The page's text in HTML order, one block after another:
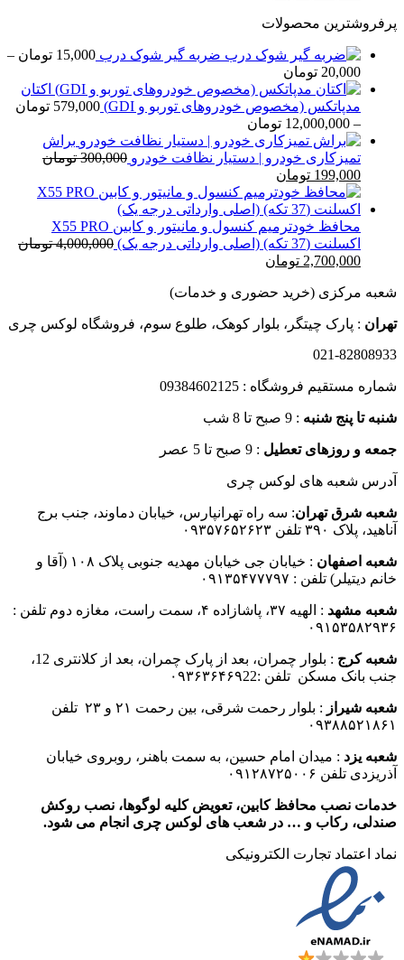
7,000,000 تومان
پرفروشترین محصولات
ضربه گیر شوک درب 15,000 تومان –
20,000 تومان
قیمت:
15,000 تومان
تا
20,000 تومان
اکتان
مدپاتکس (مخصوص خودروهای توربو و GDI)
579,000 تومان
–
12,000,000 تومان
قیمت:
579,000 تومان
12,000,000 تومان
براش
تمیزکاری خودرو | دستیار نظافت خودرو 300,000 تومان
قیمت
اصلی
300,000 تومان
بود.
199,000 تومان
فعلی
199,000 تومان
است.
محافظ خودترمیم کنسول و مانیتور و کابین X55 PRO
اکسلنت (37 تکه) (اصلی وارداتی درجه یک)
4,000,000 تومان
قیمت
4,000,000 تومان
2,700,000 تومان
2,700,000 تومان
شعبه مرکزی (خرید حضوری و خدمات)
تهران : پارک چیتگر، بلوار کوهک، طلوع سوم، فروشگاه لوکس چری
021-82808933
شماره مستقیم فروشگاه : 09384602125
شنبه تا پنج شنبه : 9 صبح تا 8 شب
جمعه و روزهای تعطیل : 9 صبح تا 5 عصر
آدرس شعبه های لوکس چری
شعبه شرق تهران: سه راه تهرانپارس، خیابان دماوند، جنب برج
آناهید، پلاک ۳۹۰ تلفن ۰۹۳۵۷۶۵۲۶۲۳
شعبه اصفهان
: خیابان جی خیابان مهدیه جنوبی پلاک ۱۰۸ (آقا و
خانم دیتیلر) تلفن : ۰۹۱۳۵۴۷۷۷۹۷
شعبه مشهد
: الهیه ۳۷، پاشازاده ۴، سمت راست، مغازه دوم تلفن :
۰۹۱۵۳۵۸۲۹۳۶
شعبه کرج
: بلوار چمران، بعد از پارک چمران، بعد از کلانتری 12،
جنب بانک مسکن تلفن :۰۹۳۶۳۶۴۶۹22
شعبه شیراز
: بلوار رحمت شرقی، بین رحمت ۲۱ و ۲۳ تلفن
۰۹۳۸۸۵۲۱۸۶۱
شعبه یزد : میدان امام حسین، به سمت باهنر، روبروی خیابان
آذریزدی تلفن ۰۹۱۲۸۷۲۵۰۰۶
خدمات نصب محافظ کابین، تعویض کلیه لوگوها، نصب روکش
صندلی، رکاب و … در شعب های لوکس چری انجام می شود.
نماد اعتماد تجارت الكترونیكی